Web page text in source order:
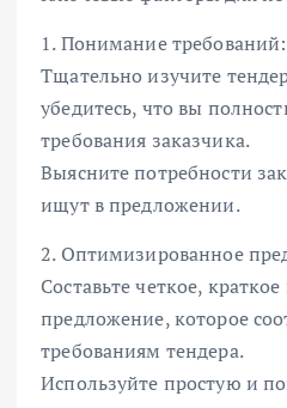
1. Понимание требований:
Тщательно изучите
убедитесь, что вы
требования заказчика.
Выясните потребности
ищут в предложении.
2. Оптимизированное
Составьте четкое,
предложение, которое
требованиям тендера.
Используйте простую и